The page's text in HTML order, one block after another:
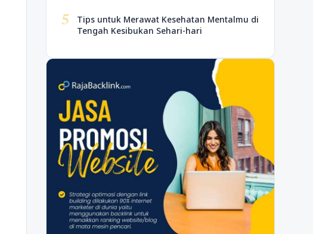
5
Tips untuk Merawat Kesehatan Mentalmu di
Tengah Kesibukan Sehari-hari